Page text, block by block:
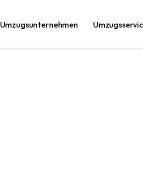
Umzugsunternehmen